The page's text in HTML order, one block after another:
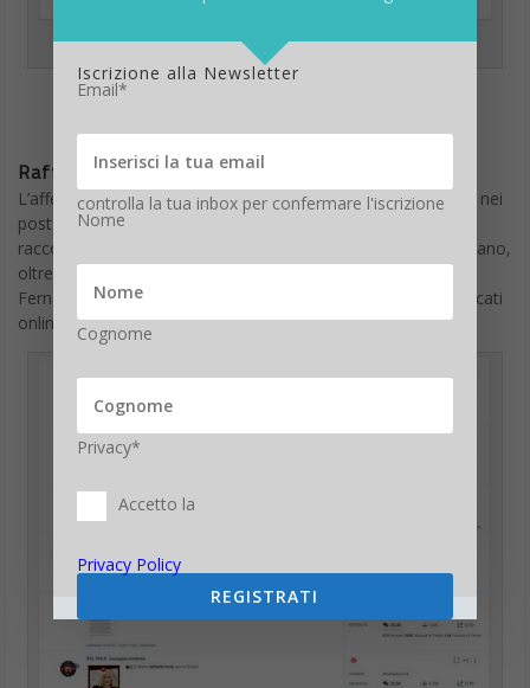
Raffella Carrà dati demografici social
Raffella Carrà, i migliori post Social
L’affetto per la star della Tv e della canzone ha preso forma nei
post sui social, qui trovate quelli più apprezzati che hanno
raccolto il maggior numero di like, commenti e repost. Spiccano,
oltre alle Radio, Alberto Angela, Emilie L’investigatopo e Javi
Fernandez. Oltre ai social sono stati miglaili gli articoli pubblicati
online dalle testate giornalistiche.
Iscrizione alla Newsletter
Email*
controlla la tua inbox per confermare l'iscrizione
Nome
Cognome
Privacy*
Accetto la
Privacy Policy
REGISTRATI